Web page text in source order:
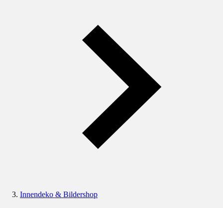
Innendeko & Bildershop